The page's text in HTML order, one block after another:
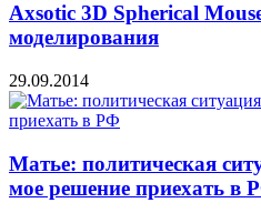
Axsotic 3D Spherical
моделирования
29.09.2014
Матье: политическая
мое решение приехать в